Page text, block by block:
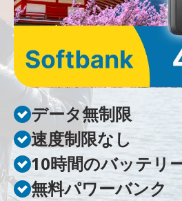
データ無制限
速度制限なし
10時間のバッテリ
無料パワーバンク